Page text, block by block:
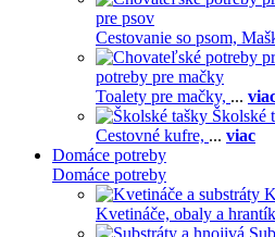
pre psov
Cestovanie so psom,
potreby pre mačky
Toalety pre mačky, ...
Školské
Cestovné kufre, ... viac
Domáce potreby
Domáce potreby
Kvetináče, obaly a